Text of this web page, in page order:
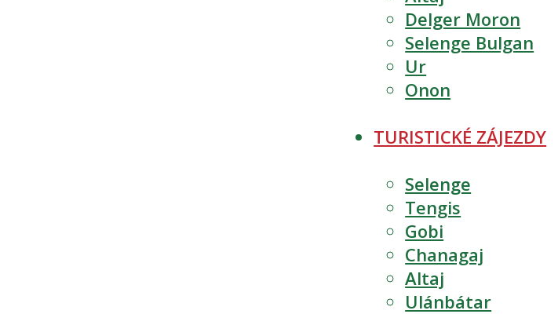
Delger Moron
Selenge Bulgan
Ur
Onon
TURISTICKÉ ZÁJEZDY
Selenge
Tengis
Gobi
Chanagaj
Altaj
Ulánbátar